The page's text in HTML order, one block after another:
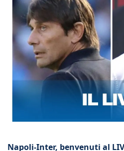
Napoli-Inter, benvenuti al